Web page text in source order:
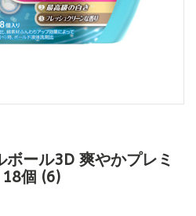
ボール3D 爽やかプレミ
個 (6)